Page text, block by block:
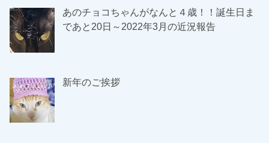
あのチョコちゃんがなんと４歳！！誕生日ま
であと20日～2022年3月の近況報告
新年のご挨拶